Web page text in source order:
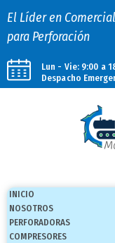
El Líder en
para Perforación
Lun - Vie: 9:00 a
Despacho
INICIO
NOSOTROS
PERFORADORAS
COMPRESORES